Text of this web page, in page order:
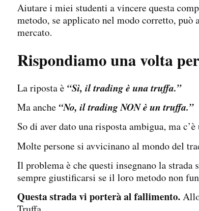
Aiutare i miei studenti a vincere questa
metodo, se applicato nel modo corretto,
mercato.
Rispondiamo una volta
La riposta è “Sì, il trading è una truffa.”
Ma anche “No, il trading NON è un truffa.”
So di aver dato una risposta ambigua, ma
Molte persone si avvicinano al mondo del
Il problema è che questi insegnano la strada
sempre giustificarsi se il loro metodo non
Questa strada vi porterà al fallimento.